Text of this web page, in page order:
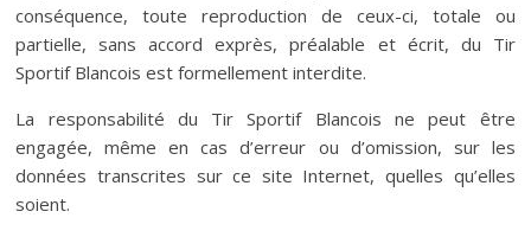
conséquence, toute reproduction de ceux-ci, totale ou
partielle, sans accord exprès, préalable et écrit, du Tir
Sportif Blancois est formellement interdite.
La responsabilité du Tir Sportif Blancois ne peut être
engagée, même en cas d’erreur ou d’omission, sur les
données transcrites sur ce site Internet, quelles qu’elles
soient.